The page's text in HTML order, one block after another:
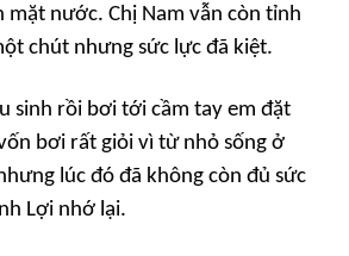
nước. Chị Nam vẫn còn tỉnh
chút nhưng sức lực đã kiệt.
sinh rồi bơi tới cầm tay em đặt
bơi rất giỏi vì từ nhỏ sống ở
lúc đó đã không còn đủ sức
Lợi nhớ lại.